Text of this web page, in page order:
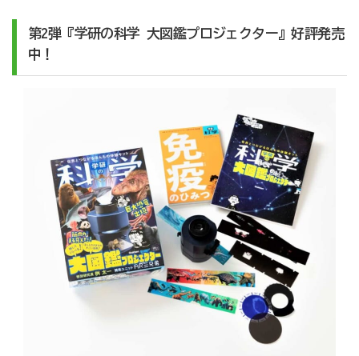
第2弾『学研の科学 大図鑑プロジェクター』好評発売
中！